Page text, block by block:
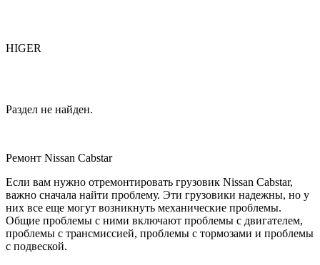
HIGER
Раздел не найден.
Ремонт Nissan Cabstar
Если вам нужно отремонтировать грузовик Nissan Cabstar,
важно сначала найти проблему. Эти грузовики надежны, но у
них все еще могут возникнуть механические проблемы.
Общие проблемы с ними включают проблемы с двигателем,
проблемы с трансмиссией, проблемы с тормозами и проблемы
с подвеской.